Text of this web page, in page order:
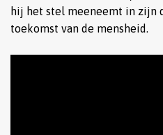
hij het stel meeneemt in zijn
toekomst van de mensheid.